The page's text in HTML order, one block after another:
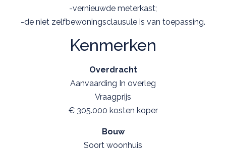
-vernieuwde meterkast;
-de niet zelfbewoningsclausule is van toepassing.
Kenmerken
Overdracht
Aanvaarding In overleg
Vraagprijs
€ 305.000 kosten koper
Bouw
Soort woonhuis